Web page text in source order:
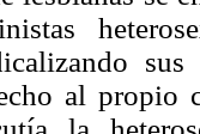
al propio